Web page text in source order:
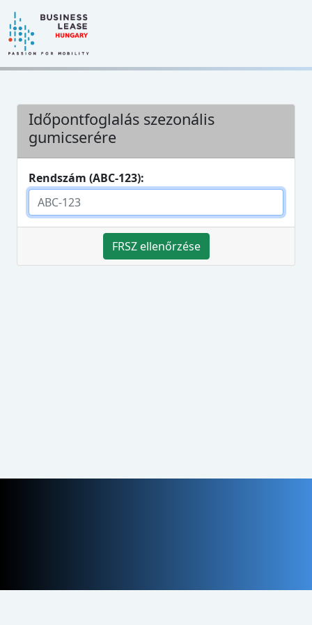
Időpontfoglalás szezonális
gumicserére
Rendszám (ABC-123):
FRSZ ellenőrzése